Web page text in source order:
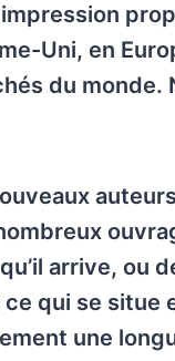
Uni, en
du monde.
arrive, ou
qui se situe
une